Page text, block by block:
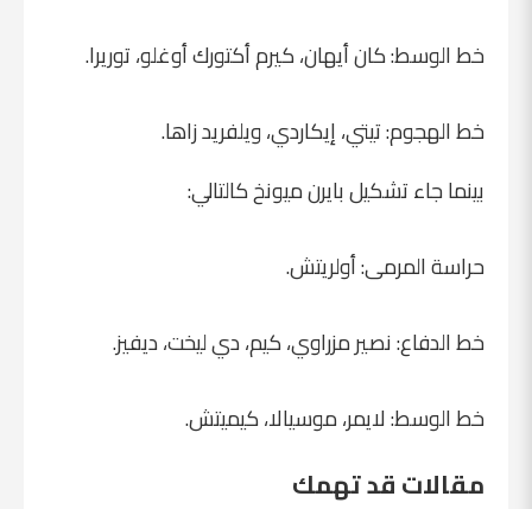
خط الوسط: كان أيهان، كيرم أكتورك أوغلو، توريرا.
خط الهجوم: تيتي، إيكاردي، ويلفريد زاها.
بينما جاء تشكيل بايرن ميونخ كالتالي:
حراسة المرمى: أولريتش.
خط الدفاع: نصير مزراوي، كيم، دي ليخت، ديفيز.
خط الوسط: لايمر، موسيالا، كيميتش.
مقالات قد تهمك